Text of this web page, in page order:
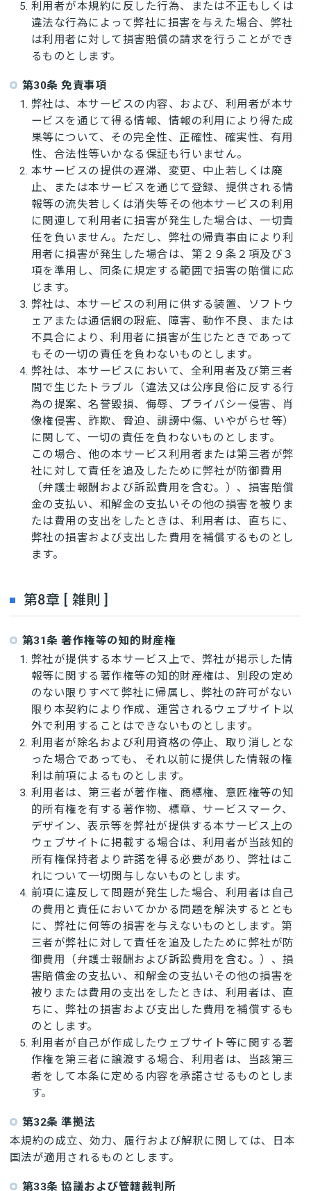
利用者が本規約に反した行為、または不正もしくは
違法な行為によって弊社に損害を与えた場合、弊社
は利用者に対して損害賠償の請求を行うことができ
るものとします。
第30条 免責事項
弊社は、本サービスの内容、および、利用者が本サ
ービスを通じて得る情報、情報の利用により得た成
果等について、その完全性、正確性、確実性、有用
性、合法性等いかなる保証も行いません。
本サービスの提供の遅滞、変更、中止若しくは廃
止、または本サービスを通じて登録、提供される情
報等の流失若しくは消失等その他本サービスの利用
に関連して利用者に損害が発生した場合は、一切責
任を負いません。ただし、弊社の帰責事由により利
用者に損害が発生した場合は、第２９条２項及び３
項を準用し、同条に規定する範囲で損害の賠償に応
じます。
弊社は、本サービスの利用に供する装置、ソフトウ
ェアまたは通信網の瑕疵、障害、動作不良、または
不具合により、利用者に損害が生じたときであって
もその一切の責任を負わないものとします。
弊社は、本サービスにおいて、全利用者及び第三者
間で生じたトラブル（違法又は公序良俗に反する行
為の提案、名誉毀損、侮辱、プライバシー侵害、肖
像権侵害、詐欺、脅迫、誹謗中傷、いやがらせ等）
に関して、一切の責任を負わないものとします。
この場合、他の本サービス利用者または第三者が弊
社に対して責任を追及したために弊社が防御費用
（弁護士報酬および訴訟費用を含む。）、損害賠償
金の支払い、和解金の支払いその他の損害を被りま
たは費用の支出をしたときは、利用者は、直ちに、
弊社の損害および支出した費用を補償するものとし
ます。
第8章 [ 雑則 ]
第31条 著作権等の知的財産権
弊社が提供する本サービス上で、弊社が掲示した情
報等に関する著作権等の知的財産権は、別段の定め
のない限りすべて弊社に帰属し、弊社の許可がない
限り本契約により作成、運営されるウェブサイト以
外で利用することはできないものとします。
利用者が除名および利用資格の停止、取り消しとな
った場合であっても、それ以前に提供した情報の権
利は前項によるものとします。
利用者は、第三者が著作権、商標権、意匠権等の知
的所有権を有する著作物、標章、サービスマーク、
デザイン、表示等を弊社が提供する本サービス上の
ウェブサイトに掲載する場合は、利用者が当該知的
所有権保持者より許諾を得る必要があり、弊社はこ
れについて一切関与しないものとします。
前項に違反して問題が発生した場合、利用者は自己
の費用と責任においてかかる問題を解決するととも
に、弊社に何等の損害を与えないものとします。第
三者が弊社に対して責任を追及したために弊社が防
御費用（弁護士報酬および訴訟費用を含む。）、損
害賠償金の支払い、和解金の支払いその他の損害を
被りまたは費用の支出をしたときは、利用者は、直
ちに、弊社の損害および支出した費用を補償するも
のとします。
利用者が自己が作成したウェブサイト等に関する著
作権を第三者に譲渡する場合、利用者は、当該第三
者をして本条に定める内容を承諾させるものとしま
す。
第32条 準拠法
本規約の成立、効力、履行および解釈に関しては、日本
国法が適用されるものとします。
第33条 協議および管轄裁判所